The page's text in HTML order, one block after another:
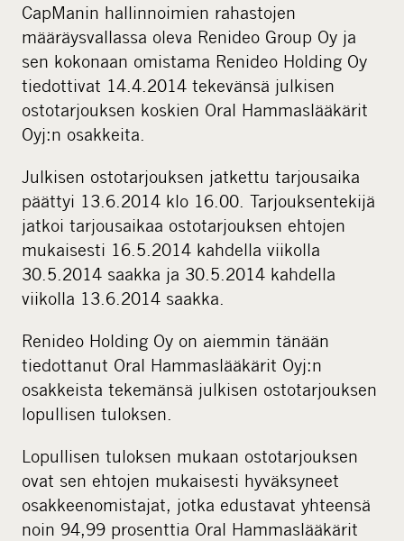
CapManin hallinnoimien rahastojen
määräysvallassa oleva Renideo Group Oy ja
sen kokonaan omistama Renideo Holding Oy
tiedottivat 14.4.2014 tekevänsä julkisen
ostotarjouksen koskien Oral Hammaslääkärit
Oyj:n osakkeita.
Julkisen ostotarjouksen jatkettu tarjousaika
päättyi 13.6.2014 klo 16.00. Tarjouksentekijä
jatkoi tarjousaikaa ostotarjouksen ehtojen
mukaisesti 16.5.2014 kahdella viikolla
30.5.2014 saakka ja 30.5.2014 kahdella
viikolla 13.6.2014 saakka.
Renideo Holding Oy on aiemmin tänään
tiedottanut Oral Hammaslääkärit Oyj:n
osakkeista tekemänsä julkisen ostotarjouksen
lopullisen tuloksen.
Lopullisen tuloksen mukaan ostotarjouksen
ovat sen ehtojen mukaisesti hyväksyneet
osakkeenomistajat, jotka edustavat yhteensä
noin 94,99 prosenttia Oral Hammaslääkärit